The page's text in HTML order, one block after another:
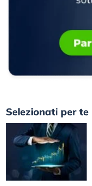
Selezionati per te